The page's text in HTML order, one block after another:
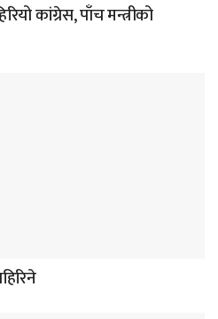
कांग्रेस, पाँच मन्त्रीको